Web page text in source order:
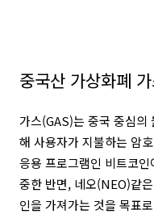
중국산 가상화폐
가스(GAS)는 중국 중심의
해 사용자가 지불하는 암
응용 프로그램인 비트코
중한 반면, 네오(NEO)같
인을 가져가는 것을 목표